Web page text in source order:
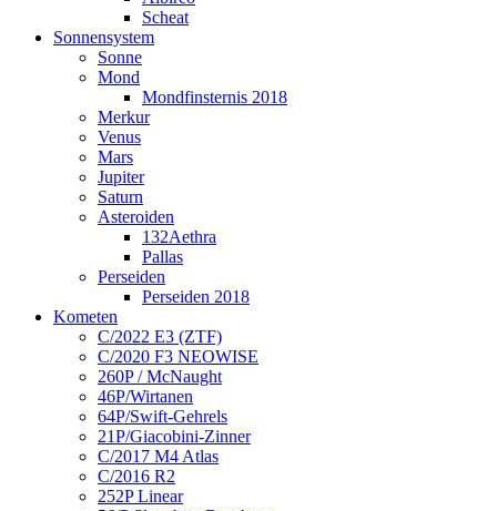
Scheat
Sonnensystem
Sonne
Mond
Mondfinsternis 2018
Merkur
Venus
Mars
Jupiter
Saturn
Asteroiden
132Aethra
Pallas
Perseiden
Perseiden 2018
Kometen
C/2022 E3 (ZTF)
C/2020 F3 NEOWISE
260P / McNaught
46P/Wirtanen
64P/Swift-Gehrels
21P/Giacobini-Zinner
C/2017 M4 Atlas
C/2016 R2
252P Linear